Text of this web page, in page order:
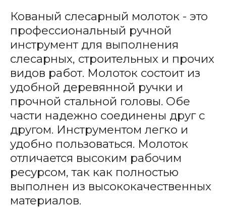
Кованый слесарный молоток - это
профессиональный ручной
инструмент для выполнения
слесарных, строительных и прочих
видов работ. Молоток состоит из
удобной деревянной ручки и
прочной стальной головы. Обе
части надежно соединены друг с
другом. Инструментом легко и
удобно пользоваться. Молоток
отличается высоким рабочим
ресурсом, так как полностью
выполнен из высококачественных
материалов.